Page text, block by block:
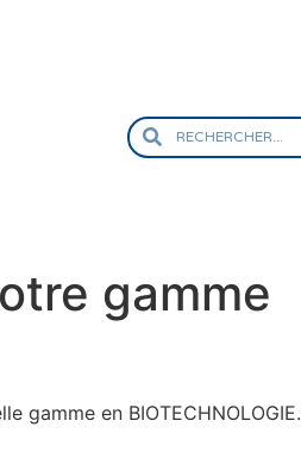
gamme
gamme en BIOTECHNOLOGIE.